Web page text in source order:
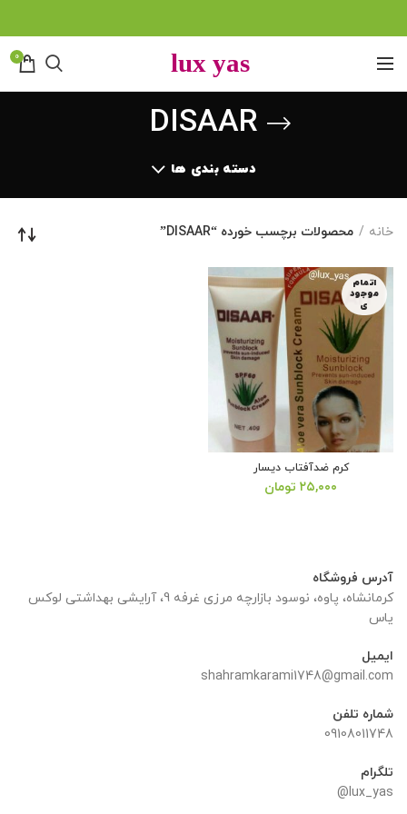
0
DISAAR
دسته بندی ها
خانه محصولات برچسب خورده “DISAAR”
اتمام
موجود
ی
کرم ضدآفتاب دیسار
۲۵,۰۰۰ تومان
آدرس فروشگاه
کرمانشاه، پاوه، نوسود بازارچه مرزی غرفه 9، آرایشی بهداشتی لوکس
یاس
ایمیل
shahramkarami1748@gmail.com
شماره تلفن
09108011748
تلگرام
lux_yas@